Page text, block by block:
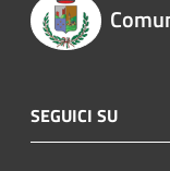
SEGUICI SU